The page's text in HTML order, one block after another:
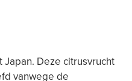
Japan. Deze citrusvrucht
vanwege de